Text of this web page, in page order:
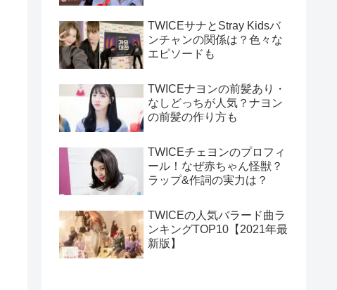
TWICEサナとStray Kidsバ
ンチャンの関係は？色々な
エピソードも
TWICEナヨンの前髪あり・
なしどっちが人気？ナヨン
の前髪の作り方も
TWICEチェヨンのプロフィ
ール！なぜ赤ちゃん怪獣？
ラップ&作詞の実力は？
TWICEの人気バラード曲ラ
ンキングTOP10【2021年最
新版】